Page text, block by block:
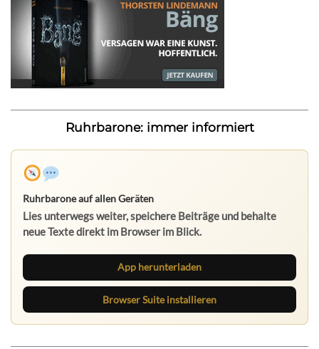
Ruhrbarone: immer informiert
Ruhrbarone auf allen Geräten
Lies unterwegs weiter, speichere Beiträge und behalte
neue Texte direkt im Browser im Blick.
App herunterladen
Browser Suite installieren